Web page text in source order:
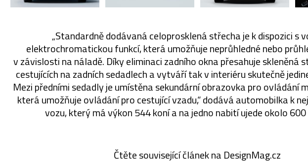
„Standardně dodávaná celoprosklená střecha je k dispozici s
elektrochromatickou funkcí, která umožňuje neprůhledné nebo
v závislosti na náladě. Díky eliminaci zadního okna přesahuje skleněná
cestujících na zadních sedadlech a vytváří tak v interiéru skutečně
Mezi předními sedadly je umístěna sekundární obrazovka pro ovládání
která umožňuje ovládání pro cestující vzadu,“ dodává automobilka k
vozu, který má výkon 544 koní a na jedno nabití ujede okolo
Čtěte související článek na DesignMag.cz